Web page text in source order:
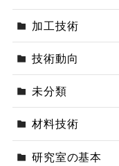
加工技術
技術動向
未分類
材料技術
研究室の基本